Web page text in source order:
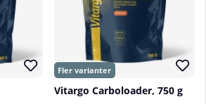
Vitargo Carboloader, 750 g